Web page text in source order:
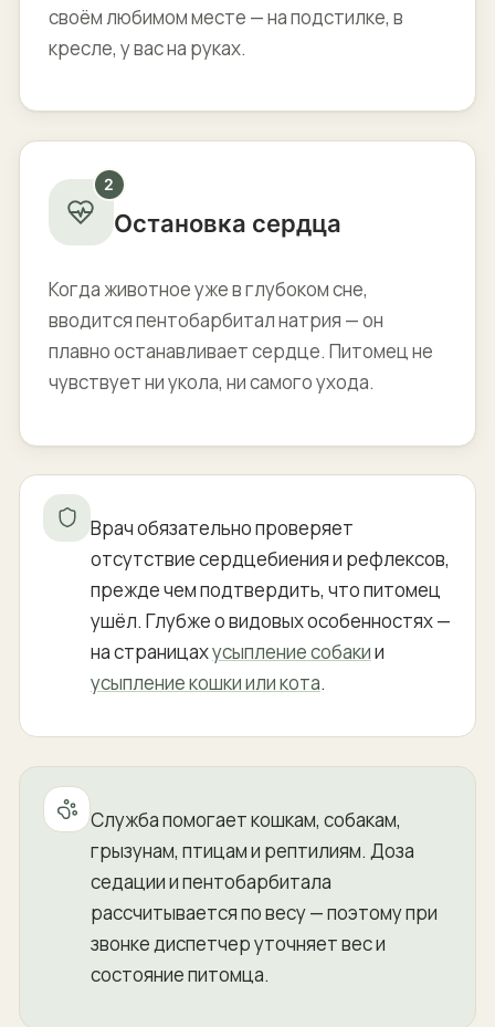
своём любимом месте — на подстилке, в
кресле, у вас на руках.
2
Остановка сердца
Когда животное уже в глубоком сне,
вводится пентобарбитал натрия — он
плавно останавливает сердце. Питомец не
чувствует ни укола, ни самого ухода.
Врач обязательно проверяет
отсутствие сердцебиения и рефлексов,
прежде чем подтвердить, что питомец
ушёл. Глубже о видовых особенностях —
на страницахусыпление собакии
усыпление кошки или кота.
Служба помогает кошкам, собакам,
грызунам, птицам и рептилиям. Доза
седации и пентобарбитала
рассчитывается по весу — поэтому при
звонке диспетчер уточняет вес и
состояние питомца.